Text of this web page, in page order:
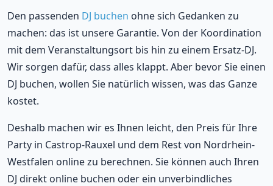
Den passenden DJ buchen ohne sich Gedanken zu
machen: das ist unsere Garantie. Von der Koordination
mit dem Veranstaltungsort bis hin zu einem Ersatz-DJ.
Wir sorgen dafür, dass alles klappt. Aber bevor Sie einen
DJ buchen, wollen Sie natürlich wissen, was das Ganze
kostet.
Deshalb machen wir es Ihnen leicht, den Preis für Ihre
Party in Castrop-Rauxel und dem Rest von Nordrhein-
Westfalen online zu berechnen. Sie können auch Ihren
DJ direkt online buchen oder ein unverbindliches